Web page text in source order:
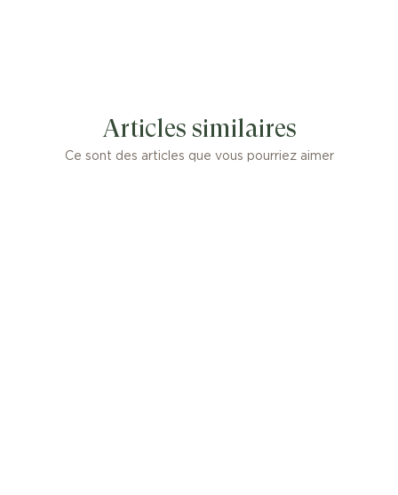
approximatif, compte tenu de la nature
Articles similaires
Ce sont des articles que vous pourriez aimer